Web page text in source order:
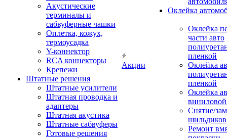
Акустические
терминалы и
сабвуферные чашки
Оплетка, кожух,
термоусадка
Y-коннектор
RCA коннекторы
Крепежи
Штатные решения
Штатные усилители
Штатная проводка и
адаптеры
Штатная акустика
Штатные сабвуферы
Готовые решения
Акции
Оклейка
Оклейка
части авто
пленкой
Оклейка
пленкой
Оклейка
Снятие/
шильдиков
Ремонт